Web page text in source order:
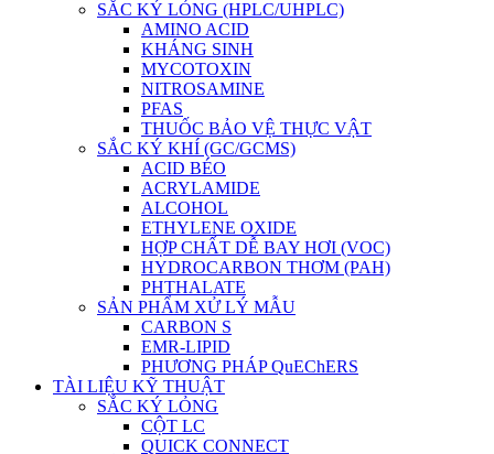
SẮC KÝ LỎNG (HPLC/UHPLC)
AMINO ACID
KHÁNG SINH
MYCOTOXIN
NITROSAMINE
PFAS
THUỐC BẢO VỆ THỰC VẬT
SẮC KÝ KHÍ (GC/GCMS)
ACID BÉO
ACRYLAMIDE
ALCOHOL
ETHYLENE OXIDE
HỢP CHẤT DỄ BAY HƠI (VOC)
HYDROCARBON THƠM (PAH)
PHTHALATE
SẢN PHẨM XỬ LÝ MẪU
CARBON S
EMR-LIPID
PHƯƠNG PHÁP QuEChERS
TÀI LIỆU KỸ THUẬT
SẮC KÝ LỎNG
CỘT LC
QUICK CONNECT